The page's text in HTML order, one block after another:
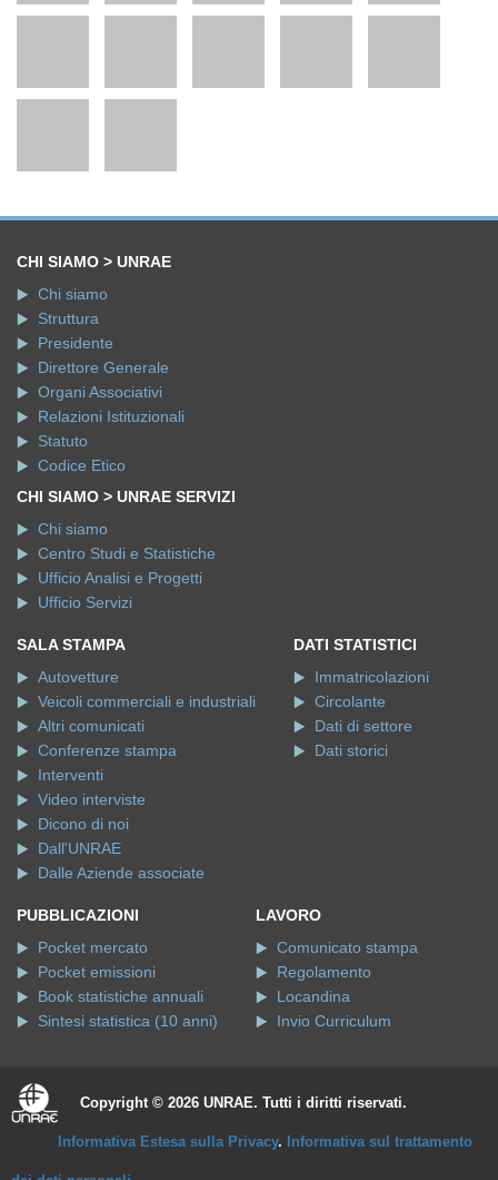
CHI SIAMO > UNRAE
Chi siamo
Struttura
Presidente
Direttore Generale
Organi Associativi
Relazioni Istituzionali
Statuto
Codice Etico
CHI SIAMO > UNRAE SERVIZI
Chi siamo
Centro Studi e Statistiche
Ufficio Analisi e Progetti
Ufficio Servizi
SALA STAMPA
Autovetture
Veicoli commerciali e industriali
Altri comunicati
Conferenze stampa
Interventi
Video interviste
Dicono di noi
Dall'UNRAE
Dalle Aziende associate
DATI STATISTICI
Immatricolazioni
Circolante
Dati di settore
Dati storici
PUBBLICAZIONI
Pocket mercato
Pocket emissioni
Book statistiche annuali
Sintesi statistica (10 anni)
LAVORO
Comunicato stampa
Regolamento
Locandina
Invio Curriculum
Copyright © 2026 UNRAE. Tutti i diritti riservati.
Informativa Estesa sulla Privacy. Informativa sul trattamento